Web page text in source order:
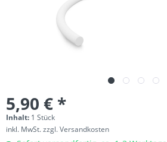
5,90 € *
Inhalt: 1 Stück
inkl. MwSt.zzgl. Versandkosten